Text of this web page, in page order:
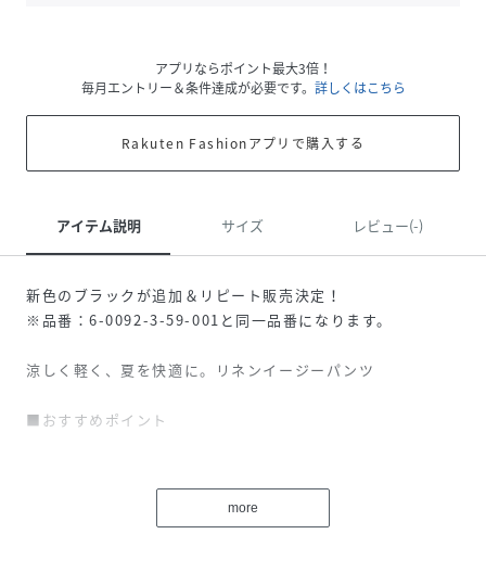
アプリならポイント最大3倍！
毎月エントリー＆条件達成が必要です。 詳しくはこちら
Rakuten Fashionアプリで購入する
アイテム説明 サイズ レビュー(-)
新色のブラックが追加＆リピート販売決定！
※品番：6-0092-3-59-001と同一品番になります。
涼しく軽く、夏を快適に。リネンイージーパンツ
■おすすめポイント
清涼感のあるリネン素材で、蒸れにくく夏でも快適な履き心
more